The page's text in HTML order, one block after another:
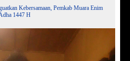
Kebersamaan, Pemkab Muara Enim
1447 H